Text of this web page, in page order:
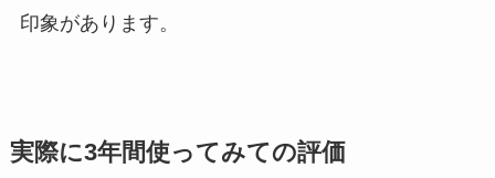
印象があります。
実際に3年間使ってみての評価